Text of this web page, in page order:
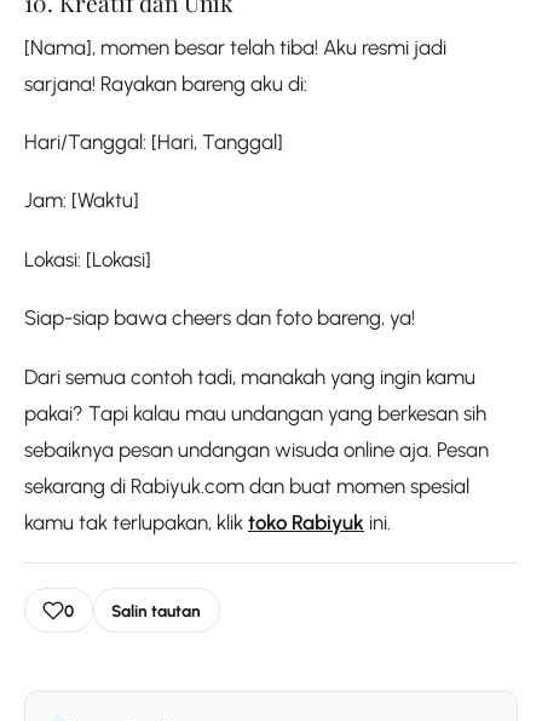
[Nama], momen besar telah tiba! Aku resmi jadi
sarjana! Rayakan bareng aku di:
Hari/Tanggal: [Hari, Tanggal]
Jam: [Waktu]
Lokasi: [Lokasi]
Siap-siap bawa cheers dan foto bareng, ya!
Dari semua contoh tadi, manakah yang ingin kamu
pakai? Tapi kalau mau undangan yang berkesan sih
sebaiknya pesan undangan wisuda online aja. Pesan
sekarang di Rabiyuk.com dan buat momen spesial
kamu tak terlupakan, klik toko Rabiyuk ini.
0 Salin tautan